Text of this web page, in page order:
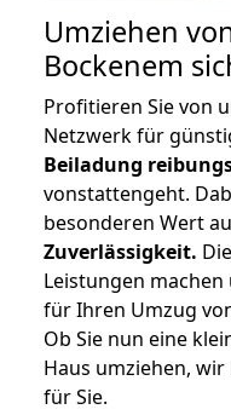
Umziehen
Bockenem
Profitieren Sie von
Netzwerk für
Beiladung
vonstattengeht.
besonderen Wert
Zuverlässigkeit.
Leistungen
für Ihren Umzug
Ob Sie nun eine
Haus umziehen,
für Sie.